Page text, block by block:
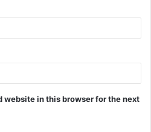
website in this browser for the next